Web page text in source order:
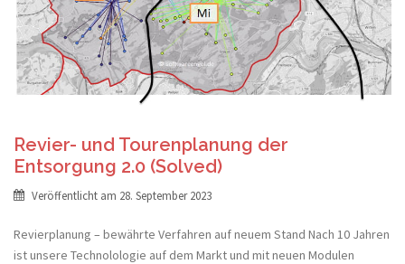
Revier- und Tourenplanung der
Entsorgung 2.0 (Solved)
Veröffentlicht am 28. September 2023
Revierplanung – bewährte Verfahren auf neuem Stand Nach 10 Jahren
ist unsere Technolologie auf dem Markt und mit neuen Modulen